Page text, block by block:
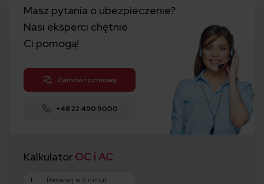
Masz pytania o ubezpieczenie?
Nasi eksperci chętnie
Ci pomogą!
Zamów rozmowę
+48 22 490 9000
Kalkulator OC i AC
1 Porównaj w 5 minut